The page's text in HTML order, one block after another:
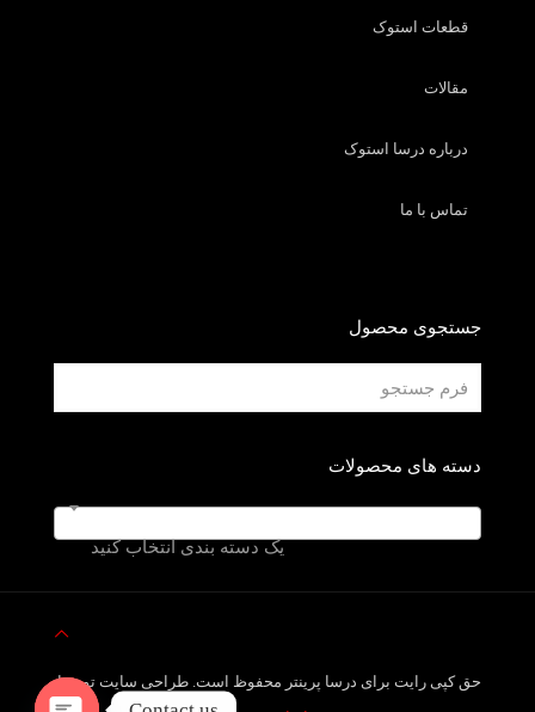
قطعات استوک
مقالات
درباره درسا استوک
تماس با ما
جستجوی محصول
دسته های محصولات
یک دسته بندی انتخاب کنید
حق کپی رایت برای درسا پرینتر محفوظ است. طراحی سایت توسط